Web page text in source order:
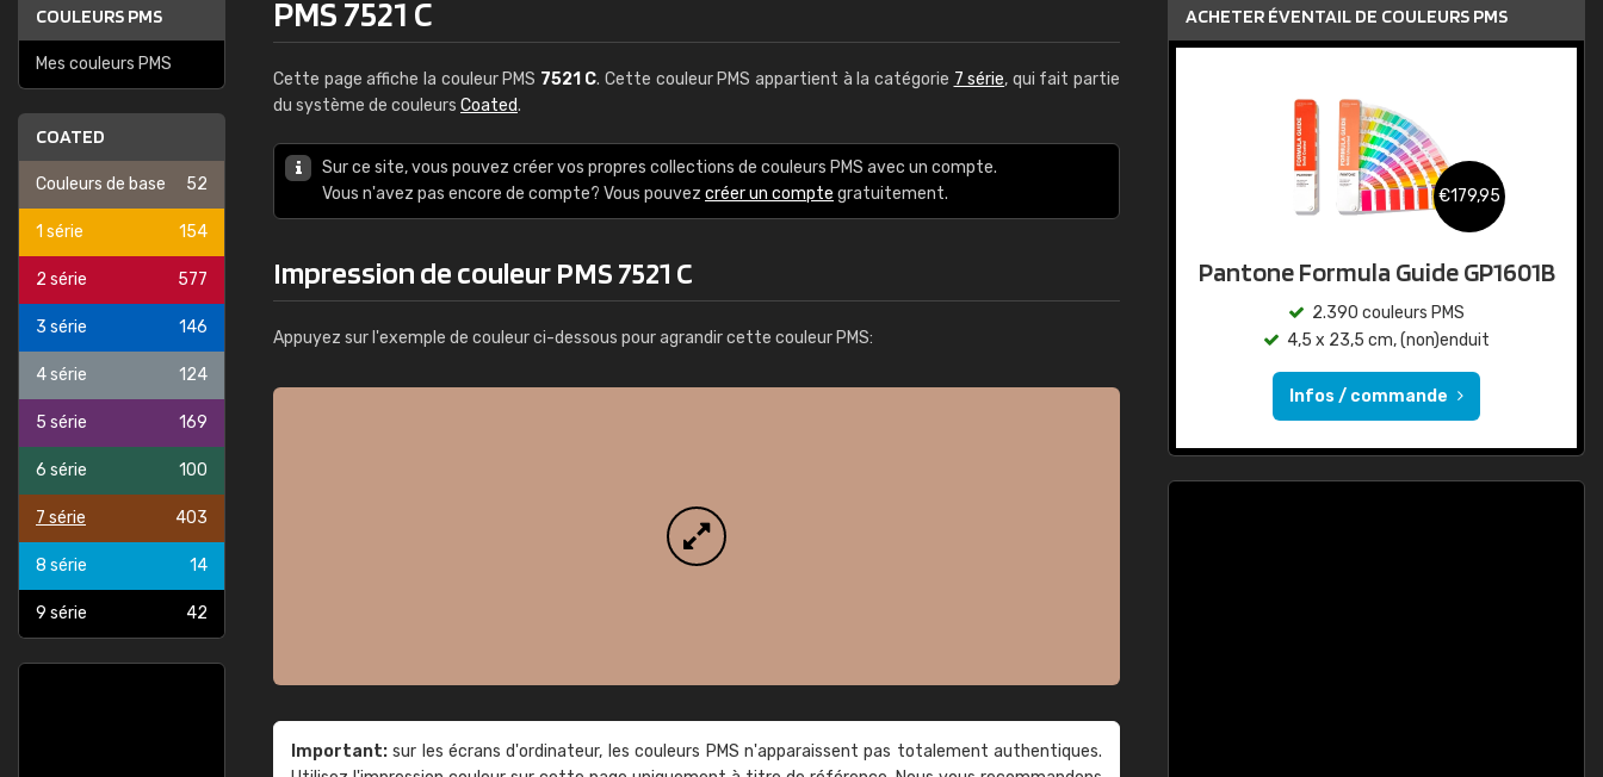
COULEURS PMS
Mes couleurs PMS
COATED
Couleurs de base 52
1 série 154
2 série 577
3 série 146
4 série 124
5 série 169
6 série 100
7 série 403
8 série 14
9 série 42
PMS 7521 C
Cette page affiche la couleur PMS 7521 C. Cette couleur PMS appartient à la catégorie 7 série, qui fait partie
du système de couleurs Coated.
Sur ce site, vous pouvez créer vos propres collections de couleurs PMS avec un compte.
Vous n'avez pas encore de compte? Vous pouvez créer un compte gratuitement.
Impression de couleur PMS 7521 C
Appuyez sur l'exemple de couleur ci-dessous pour agrandir cette couleur PMS:
Important: sur les écrans d'ordinateur, les couleurs PMS n'apparaissent pas totalement authentiques.
ACHETER ÉVENTAIL DE COULEURS PMS
€179,95
Pantone Formula Guide GP1601B
2.390 couleurs PMS
4,5 x 23,5 cm, (non)enduit
Infos / commande